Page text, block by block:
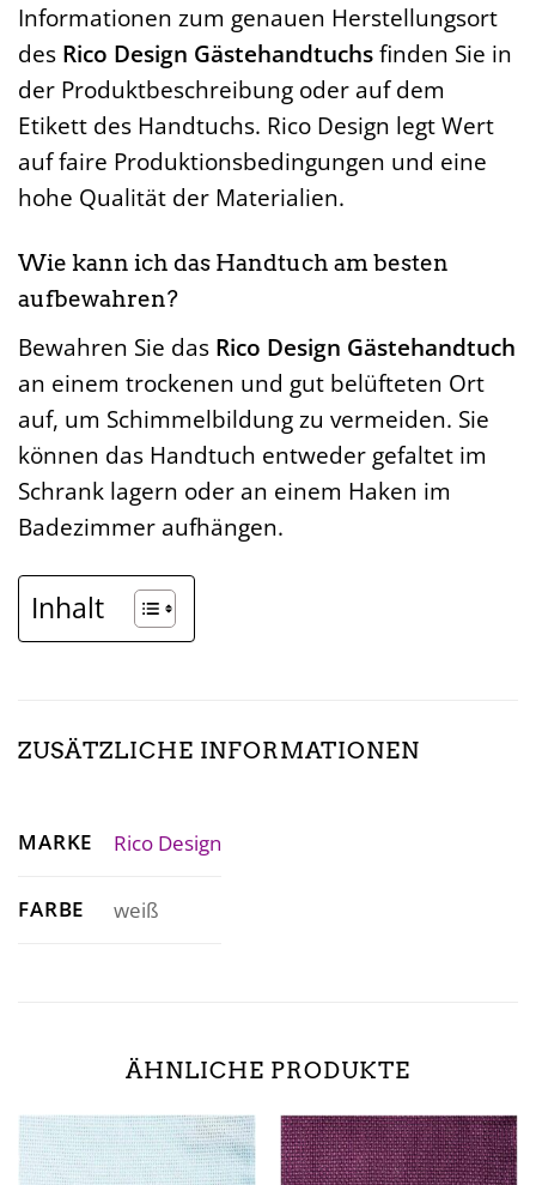
Informationen zum genauen Herstellungsort
des Rico Design Gästehandtuchsfinden Sie in
der Produktbeschreibung oder auf dem
Etikett des Handtuchs. Rico Design legt Wert
auf faire Produktionsbedingungen und eine
hohe Qualität der Materialien.
Wie kann ich das Handtuch am besten
aufbewahren?
Bewahren Sie das Rico Design Gästehandtuch
an einem trockenen und gut belüfteten Ort
auf, um Schimmelbildung zu vermeiden. Sie
können das Handtuch entweder gefaltet im
Schrank lagern oder an einem Haken im
Badezimmer aufhängen.
Inhalt
ZUSÄTZLICHE INFORMATIONEN
MARKE Rico Design
FARBE weiß
ÄHNLICHE PRODUKTE